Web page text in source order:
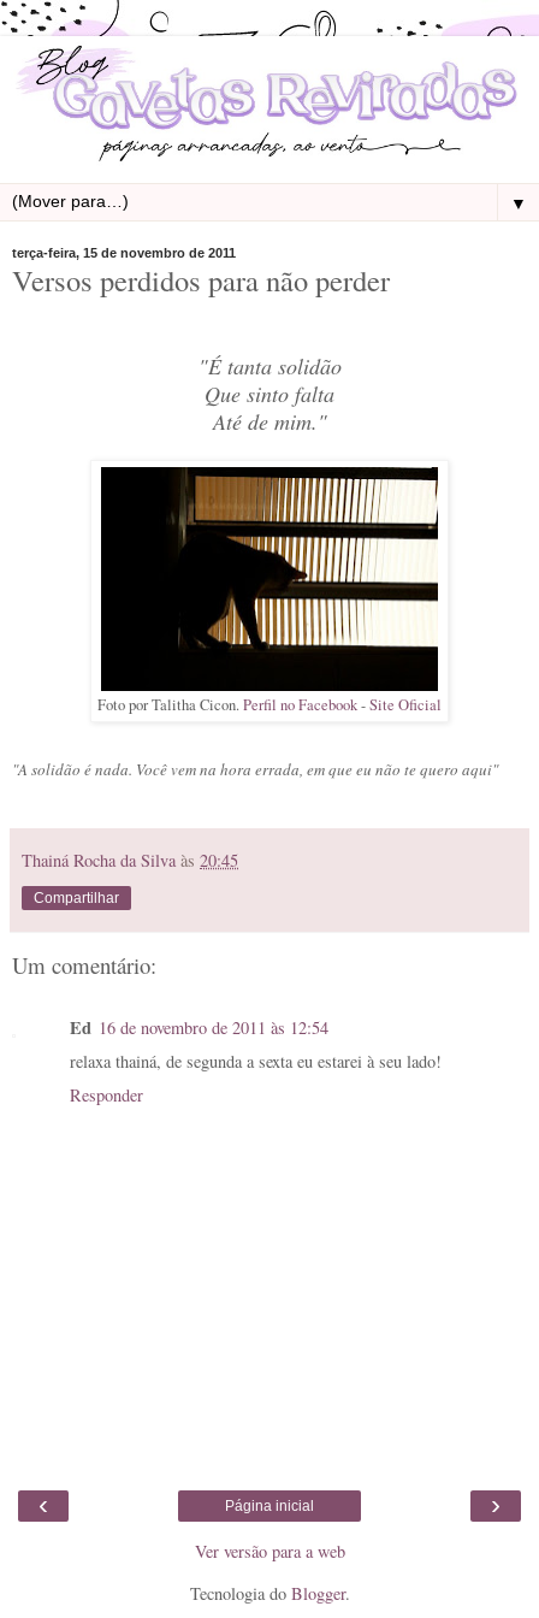
▼
terça-feira, 15 de novembro de 2011
Versos perdidos para não perder
"É tanta solidão
Que sinto falta
Até de mim."
Foto por Talitha Cicon.Perfil no Facebook-Site Oficial
"A solidão é nada. Você vem na hora errada, em que eu não te quero aqui"
Thainá Rocha da Silva às 20:45
Compartilhar
Um comentário:
Ed 16 de novembro de 2011 às 12:54
relaxa thainá, de segunda a sexta eu estarei à seu lado!
Responder
‹ ›
Página inicial
Ver versão para a web
Tecnologia do Blogger.